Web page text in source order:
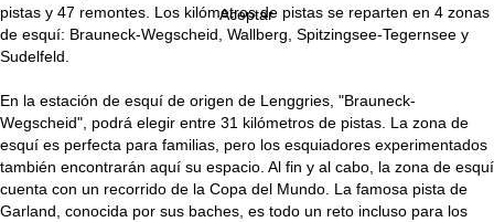
Aceptar
pistas y 47 remontes. Los kilómetros de pistas se reparten en 4 zonas
de esquí: Brauneck-Wegscheid, Wallberg, Spitzingsee-Tegernsee y
Sudelfeld.
En la estación de esquí de origen de Lenggries, "Brauneck-
Wegscheid", podrá elegir entre 31 kilómetros de pistas. La zona de
esquí es perfecta para familias, pero los esquiadores experimentados
también encontrarán aquí su espacio. Al fin y al cabo, la zona de esquí
cuenta con un recorrido de la Copa del Mundo. La famosa pista de
Garland, conocida por sus baches, es todo un reto incluso para los